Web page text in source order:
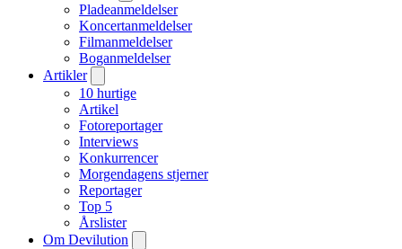
Pladeanmeldelser
Koncertanmeldelser
Filmanmeldelser
Boganmeldelser
Artikler
10 hurtige
Artikel
Fotoreportager
Interviews
Konkurrencer
Morgendagens stjerner
Reportager
Top 5
Årslister
Om Devilution